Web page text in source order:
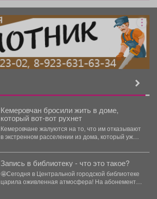
Кемеровчан бросили жить в доме,
который вот-вот рухнет
Кемеровчане жалуются на то, что им отказывают
в экстренном расселении из дома, который уже
Запись в библиотеку - что это такое?
🤩Сегодня в Центральной городской библиотеке
царила оживленная атмосфера! На абонементе